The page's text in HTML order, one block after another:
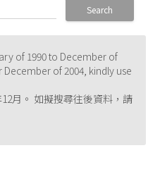
Search
of 1990 to December of
of 2004, kindly use
月。 如擬搜尋往後資料，請